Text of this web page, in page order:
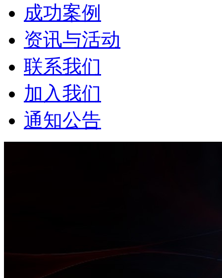
成功案例
资讯与活动
联系我们
加入我们
通知公告